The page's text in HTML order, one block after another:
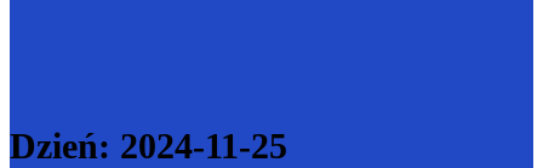
Dzień: 2024-11-25